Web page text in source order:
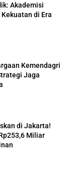
Akademisi
di Era
Kemendagri
Jaga
di Jakarta!
Miliar